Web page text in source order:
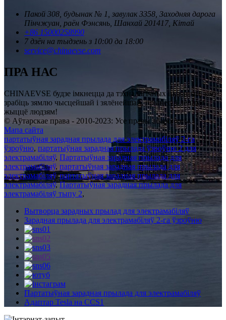
Пакой 308, будынак № 1, завулак 3358, Заходняя дарога
Пінчжуан, раён Фэнсянь, Шанхай 201417, Кітай
+86 15000258990
7 дзён на тыдзень з 10:00 да 18:00
service@chinaevse.com
ПРА НАС
CHINAEVSE будзе імкнецца да тэхналагічных інавацый, каб
зрабіць зямлю чысцейшай і зялёнейшай, прынесці лепшае
жыццё людзям!
© Аўтарскае права - 2010-2023: Усе правы абаронены.
Мапа сайта
партатыўная зарадная прылада для электрамабіляў 2-га
ўзроўню, партатыўная зарадная прылада ўзроўню 2 для
электрамабіляў, Партатыўная зарадная прылада для
электрамабіляў, партатыўная зарадная прылада для
электрамабіляў,партатыўная зарадная прылада для
электрамабіляў,Партатыўная зарадная прылада для
электрамабіляў тыпу 2,
Вытворца зарадных прылад для электрамабіляў
Зарадная прылада для электрамабіляў 2-га ўзроўню
Партатыўная зарадная прылада для электрамабіляў
Адаптар Tesla на CCS1